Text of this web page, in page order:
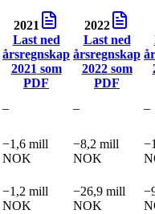
2021
Last ned
årsregnskap
2021 som
PDF
2022
Last ned
årsregnskap
2022som
PDF
– – –
−1,6 mill
NOK
−8,2 mill
NOK
−1,2 mill
NOK
−26,9 mill
NOK